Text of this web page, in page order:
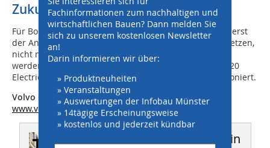
Zukunft im Fokus
Für Boiger und sein Team ist der elektrische Radlader erst
der Anfang: „Wir wollen mehr solcher Maschinen einsetzen,
nicht nur unter Druckluft. Auch im offenen Tunnelbau
werden Elektrolösungen zur Zukunft gehören.“ Der L120
Electric sei kein Prototyp – sondern Realität, die funktioniert.
Volvo Construction Equipment Germany GmbH
www.volvoce.de
Dieser Artikel erschien in
Fachinformationen zum nachhaltigen und
wirtschaftlichen Bauen? Dann melden Sie
sich zu unserem kostenlosen Newsletter
an!
Darin informieren wir über:
» Produktneuheiten
» Veranstaltungen
» Auswertungen der Infobau Münster
» 14tägige Erscheinungsweise
» kostenlos und jederzeit kündbar